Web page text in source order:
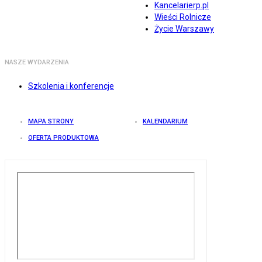
Kancelarierp.pl
Wieści Rolnicze
Życie Warszawy
NASZE WYDARZENIA
Szkolenia i konferencje
MAPA STRONY KALENDARIUM
OFERTA PRODUKTOWA